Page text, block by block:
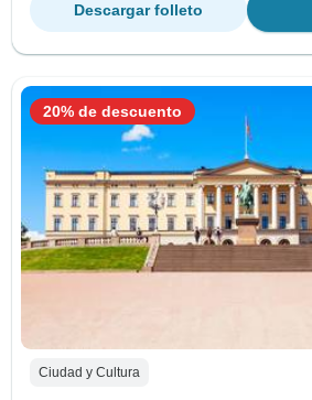
Descargar folleto
Ciudad y Cultura
20% de descuento